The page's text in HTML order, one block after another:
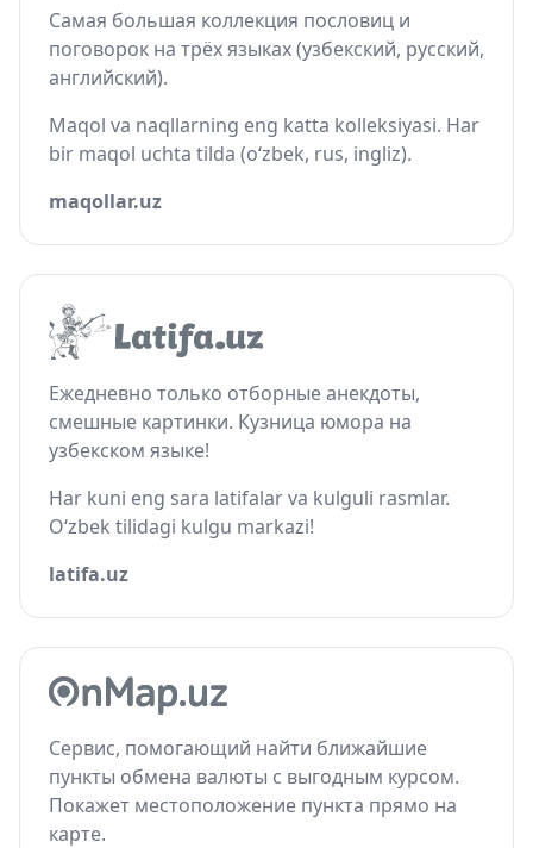
Самая большая коллекция пословиц и
поговорок на трёх языках (узбекский, русский,
английский).
Maqol va naqllarning eng katta kolleksiyasi. Har
bir maqol uchta tilda (o‘zbek, rus, ingliz).
maqollar.uz
Ежедневно только отборные анекдоты,
смешные картинки. Кузница юмора на
узбекском языке!
Har kuni eng sara latifalar va kulguli rasmlar.
O‘zbek tilidagi kulgu markazi!
latifa.uz
Сервис, помогающий найти ближайшие
пункты обмена валюты с выгодным курсом.
Покажет местоположение пункта прямо на
карте.